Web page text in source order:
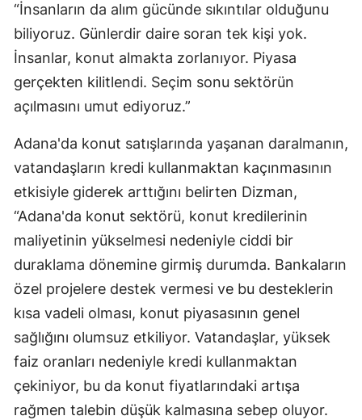
“İnsanların da alım gücünde sıkıntılar olduğunu
biliyoruz. Günlerdir daire soran tek kişi yok.
İnsanlar, konut almakta zorlanıyor. Piyasa
gerçekten kilitlendi. Seçim sonu sektörün
açılmasını umut ediyoruz.”
Adana'da konut satışlarında yaşanan daralmanın,
vatandaşların kredi kullanmaktan kaçınmasının
etkisiyle giderek arttığını belirten Dizman,
“Adana'da konut sektörü, konut kredilerinin
maliyetinin yükselmesi nedeniyle ciddi bir
duraklama dönemine girmiş durumda. Bankaların
özel projelere destek vermesi ve bu desteklerin
kısa vadeli olması, konut piyasasının genel
sağlığını olumsuz etkiliyor. Vatandaşlar, yüksek
faiz oranları nedeniyle kredi kullanmaktan
çekiniyor, bu da konut fiyatlarındaki artışa
rağmen talebin düşük kalmasına sebep oluyor.